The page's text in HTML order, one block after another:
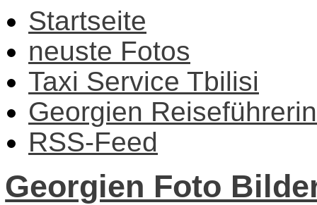
Startseite
neuste Fotos
Taxi Service Tbilisi
Georgien Reiseführerin
RSS-Feed
Georgien Foto